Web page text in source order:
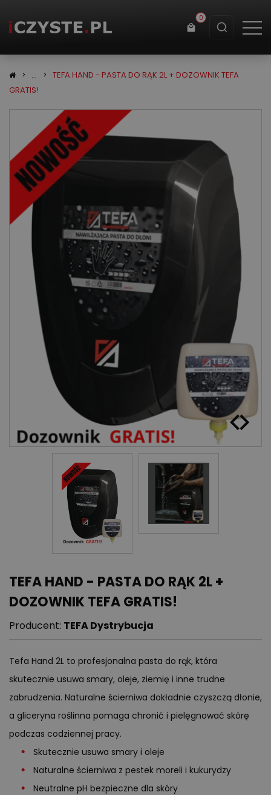
0
Koszyk
Twój koszyk jest pusty!
TEFA HAND - PASTA DO RĄK 2L + DOZOWNIK TEFA
GRATIS!
TEFA HAND - PASTA DO RĄK 2L +
DOZOWNIK TEFA GRATIS!
Producent: TEFA Dystrybucja
Tefa Hand 2L to profesjonalna pasta do rąk, która
skutecznie usuwa smary, oleje, ziemię i inne trudne
zabrudzenia. Naturalne ścierniwa dokładnie czyszczą dłonie,
a gliceryna roślinna pomaga chronić i pielęgnować skórę
podczas codziennej pracy.
Skutecznie usuwa smary i oleje
Naturalne ścierniwa z pestek moreli i kukurydzy
Neutralne pH bezpieczne dla skóry